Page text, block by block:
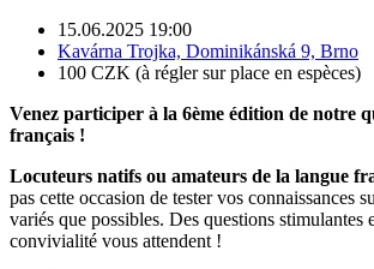
15.06.2025 19:00
Kavárna Trojka, Dominikánská 9, Brno
100 CZK (à régler sur place en espèces)
Venez participer à la 6ème édition de notre
français !
Locuteurs natifs ou amateurs de la langue
pas cette occasion de tester vos connaissances
variés que possibles. Des questions stimulantes
convivialité vous attendent !